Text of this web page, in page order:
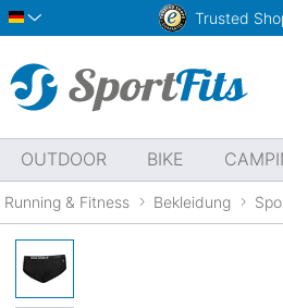
Deutsch Trusted
OUTDOOR BIKE
Running & Fitness Bekleidung